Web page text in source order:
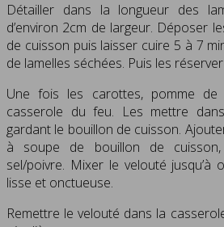
Détailler dans la longueur des
d’environ 2cm de largeur. Déposer
de cuisson puis laisser cuire 5 à 7
de lamelles séchées. Puis les
Une fois les carottes, pomme
casserole du feu. Les mettre
gardant le bouillon de cuisson.
à soupe de bouillon de
sel/poivre. Mixer le velouté jusqu’à
lisse et onctueuse.
Remettre le velouté dans la